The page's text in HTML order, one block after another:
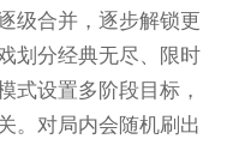
级合并，逐步解锁更
划分经典无尽、限时
式设置多阶段目标，
。对局内会随机刷出